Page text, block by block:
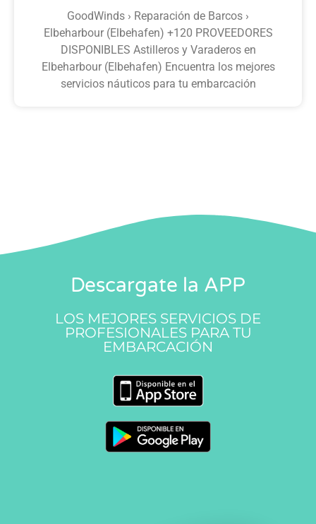
GoodWinds › Reparación de Barcos ›
Elbeharbour (Elbehafen) +120 PROVEEDORES
DISPONIBLES Astilleros y Varaderos en
Elbeharbour (Elbehafen) Encuentra los mejores
servicios náuticos para tu embarcación
Descargate la APP
LOS MEJORES SERVICIOS DE
PROFESIONALES PARA TU
EMBARCACIÓN